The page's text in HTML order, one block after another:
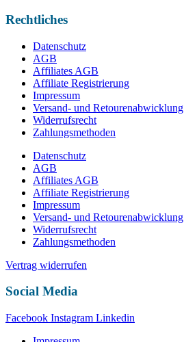
Rechtliches
Datenschutz
AGB
Affiliates AGB
Affiliate Registrierung
Impressum
Versand- und Retourenabwicklung
Widerrufsrecht
Zahlungsmethoden
Datenschutz
AGB
Affiliates AGB
Affiliate Registrierung
Impressum
Versand- und Retourenabwicklung
Widerrufsrecht
Zahlungsmethoden
Vertrag widerrufen
Social Media
Facebook Instagram Linkedin